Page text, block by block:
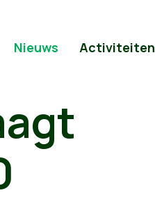
Nieuws Activiteiten